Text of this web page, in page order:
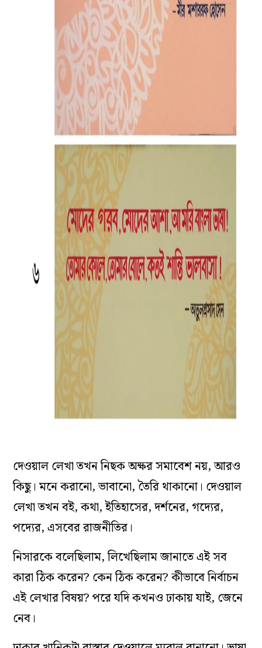
দেওয়াল লেখা তখন নিছক অক্ষর সমাবেশ নয়, আরও
কিছু। মনে করানো, ভাবানো, তৈরি থাকানো। দেওয়াল
লেখা তখন বই, কথা, ইতিহাসের, দর্শনের, গদ‌্যের,
পদ‌্যের, এসবের রাজনীতির।
নিসারকে বলেছিলাম, লিখেছিলাম জানাতে এই সব
কারা ঠিক করেন? কেন ঠিক করেন? কীভাবে নির্বাচন
এই লেখার বিষয়? পরে যদি কখনও ঢাকায় যাই, জেনে
নেব।